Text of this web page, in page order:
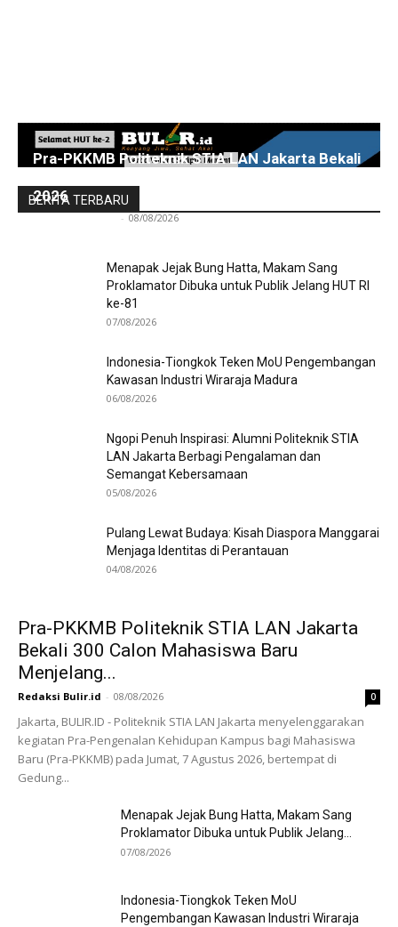
BERITA TERBARU
Pra-PKKMB Politeknik STIA LAN Jakarta Bekali
2026
- 08/08/2026
Menapak Jejak Bung Hatta, Makam Sang
Proklamator Dibuka untuk Publik Jelang HUT RI
ke-81
07/08/2026
Indonesia-Tiongkok Teken MoU Pengembangan
Kawasan Industri Wiraraja Madura
06/08/2026
Ngopi Penuh Inspirasi: Alumni Politeknik STIA
LAN Jakarta Berbagi Pengalaman dan
Semangat Kebersamaan
05/08/2026
Pulang Lewat Budaya: Kisah Diaspora Manggarai
Menjaga Identitas di Perantauan
04/08/2026
Pra-PKKMB Politeknik STIA LAN Jakarta
Bekali 300 Calon Mahasiswa Baru
Menjelang...
Redaksi Bulir.id - 08/08/2026 0
Jakarta, BULIR.ID - Politeknik STIA LAN Jakarta menyelenggarakan
kegiatan Pra-Pengenalan Kehidupan Kampus bagi Mahasiswa
Baru (Pra-PKKMB) pada Jumat, 7 Agustus 2026, bertempat di
Gedung...
Menapak Jejak Bung Hatta, Makam Sang
Proklamator Dibuka untuk Publik Jelang...
07/08/2026
Indonesia-Tiongkok Teken MoU
Pengembangan Kawasan Industri Wiraraja